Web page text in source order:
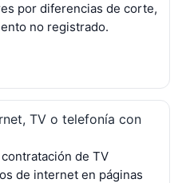
por diferencias de corte,
no registrado.
TV o telefonía con
de TV
de internet en páginas